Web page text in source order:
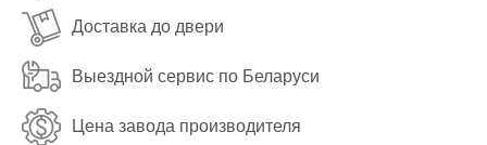
Доставка до двери
Выездной сервис по Беларуси
Цена завода производителя